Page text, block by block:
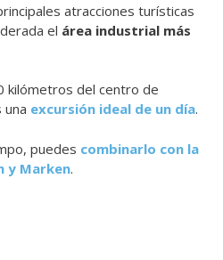
atracciones turísticas
el área industrial más
kilómetros del centro de
excursión ideal de un día.
puedes combinarlo con la
y Marken.